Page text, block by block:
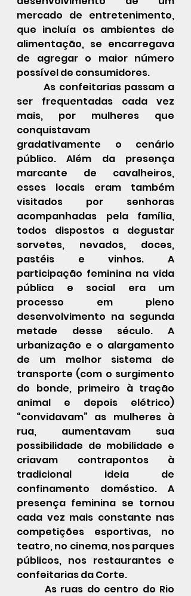
mercado de entretenimento,
que incluía os ambientes de
alimentação, se encarregava
de agregar o maior número
possível de consumidores.
ser frequentadas cada vez
mais, por mulheres que
conquistavam
gradativamente o cenário
público. Além da presença
marcante de cavalheiros,
esses locais eram também
visitados por senhoras
acompanhadas pela família,
todos dispostos a degustar
sorvetes, nevados, doces,
pastéis e vinhos. A
participação feminina na vida
pública e social era um
processo em pleno
desenvolvimento na segunda
metade desse século. A
urbanização e o alargamento
de um melhor sistema de
transporte (com o surgimento
do bonde, primeiro à tração
animal e depois elétrico)
“convidavam” as mulheres à
rua, aumentavam sua
possibilidade de mobilidade e
criavam contrapontos à
tradicional ideia de
confinamento doméstico. A
presença feminina se tornou
cada vez mais constante nas
competições esportivas, no
teatro, no cinema, nos parques
públicos, nos restaurantes e
confeitarias da Corte.